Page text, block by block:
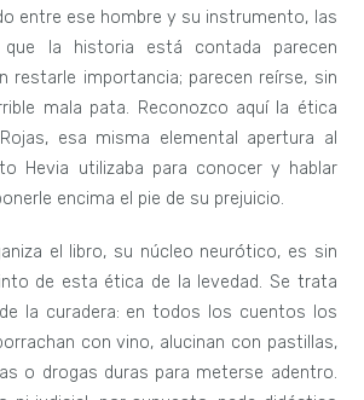
entre ese hombre y su instrumento, las
la historia está contada parecen
restarle importancia; parecen reírse, sin
mala pata. Reconozco aquí la ética
esa misma elemental apertura al
Hevia utilizaba para conocer y hablar
encima el pie de su prejuicio.
el libro, su núcleo neurótico, es sin
de esta ética de la levedad. Se trata
la curadera: en todos los cuentos los
con vino, alucinan con pastillas,
o drogas duras para meterse adentro.